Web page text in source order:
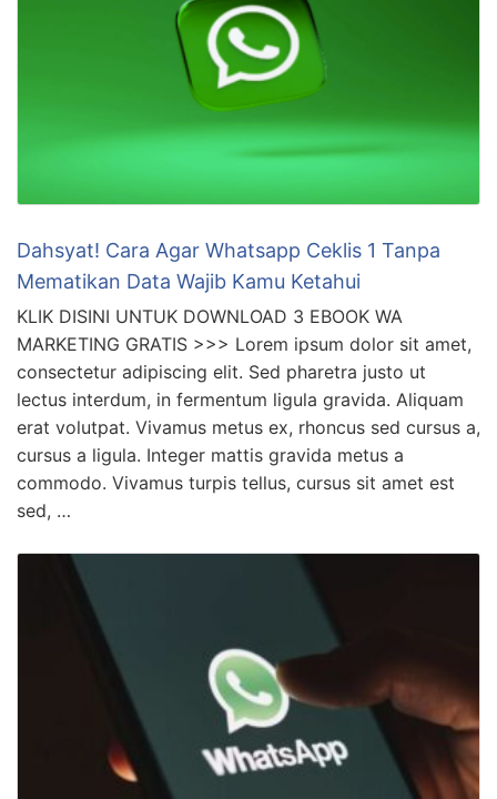
Dahsyat! Cara Agar Whatsapp Ceklis 1 Tanpa
Mematikan Data Wajib Kamu Ketahui
KLIK DISINI UNTUK DOWNLOAD 3 EBOOK WA
MARKETING GRATIS >>> Lorem ipsum dolor sit amet,
consectetur adipiscing elit. Sed pharetra justo ut
lectus interdum, in fermentum ligula gravida. Aliquam
erat volutpat. Vivamus metus ex, rhoncus sed cursus a,
cursus a ligula. Integer mattis gravida metus a
commodo. Vivamus turpis tellus, cursus sit amet est
sed, …